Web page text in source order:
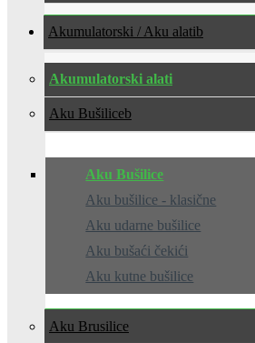
Akumulatorski / Aku alati
Akumulatorski alati
Aku Bušilice
Aku Bušilice
Aku bušilice - klasične
Aku udarne bušilice
Aku bušaći čekići
Aku kutne bušilice
Aku Brusilice